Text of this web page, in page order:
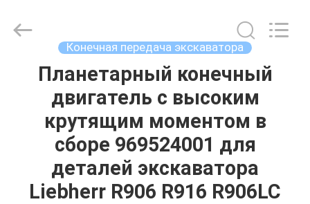
ГЛАВНАЯ
СТРАНИЦА
ПРОДУКЦИЯ
РОЛИКИ
Конечная передача экскаватора
Планетарный конечный
двигатель с высоким
крутящим моментом в
сборе 969524001 для
деталей экскаватора
Liebherr R906 R916 R906LC